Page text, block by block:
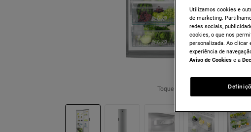
Toque para ampliar
Utilizamos cookies e
de marketing.
redes sociais,
cookies, o que nos
personalizada. Ao clicar
experiência de
Aviso de Cookies e a